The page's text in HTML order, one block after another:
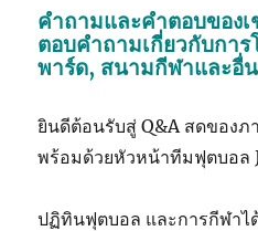
คำถามและคำตอบของ
ตอบคำถามเกี่ยวกับกา
พาร์ด, สนามกีฬาและอื่
ยินดีต้อนรับสู่ Q&A สดของภ
พร้อมด้วยหัวหน้าทีมฟุตบอล
ปฏิทินฟุตบอล และการกีฬาไ